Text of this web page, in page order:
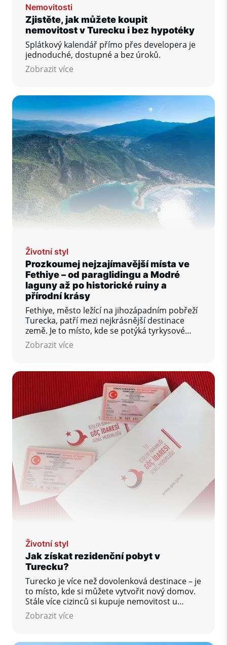
Nemovitosti
Zjistěte, jak můžete koupit
nemovitost v Turecku i bez hypotéky
Splátkový kalendář přímo přes developera je
jednoduché, dostupné a bez úroků.
Zobrazit více
Životní styl
Prozkoumej nejzajímavější místa ve
Fethiye – od paraglidingu a Modré
laguny až po historické ruiny a
přírodní krásy
Fethiye, město ležící na jihozápadním pobřeží
Turecka, patří mezi nejkrásnější destinace
země. Je to místo, kde se potýká tyrkysové
moře s dramatickými horami, antické
památky s moderním komfortem a
jste dobrodruh, milovník historie, nebo jen
hledáte klidné pláže - Fethiye má co
nabídnout každému.
Zobrazit více
Životní styl
Jak získat rezidenční pobyt v
Turecku?
Turecko je více než dovolenková destinace – je
to místo, kde si můžete vytvořit nový domov.
Stále více cizinců si kupuje nemovitost u
pobřeží a rozhoduje se pro dlouhodobý
pobyt.
Zobrazit více